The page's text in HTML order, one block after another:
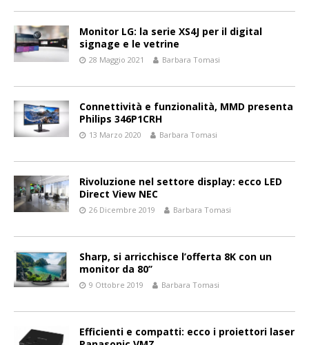
Monitor LG: la serie XS4J per il digital
signage e le vetrine
28 Maggio 2021 Barbara Tomasi
Connettività e funzionalità, MMD presenta
Philips 346P1CRH
13 Marzo 2020 Barbara Tomasi
Rivoluzione nel settore display: ecco LED
Direct View NEC
26 Dicembre 2019 Barbara Tomasi
Sharp, si arricchisce l’offerta 8K con un
monitor da 80’’
9 Ottobre 2019 Barbara Tomasi
Efficienti e compatti: ecco i proiettori laser